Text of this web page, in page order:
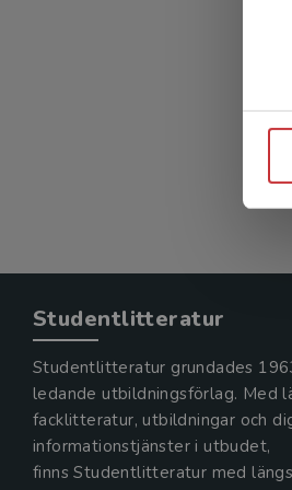
Studentlitteratur
Studentlitteratur grundades
ledande utbildningsförlag. Med
facklitteratur, utbildningar och
informationstjänster i utbudet,
finns Studentlitteratur med